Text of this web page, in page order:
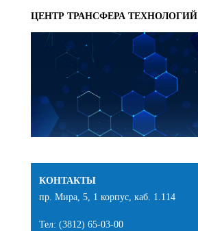
ЦЕНТР ТРАНСФЕРА ТЕХНОЛОГИЙ
КОНТАКТЫ
пр. Мира, 5, 1 корпус, каб. 1.114
Тел: (3812) 65-03-00